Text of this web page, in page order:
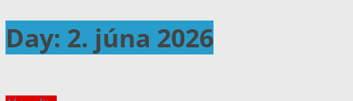
Day: 2. júna 2026